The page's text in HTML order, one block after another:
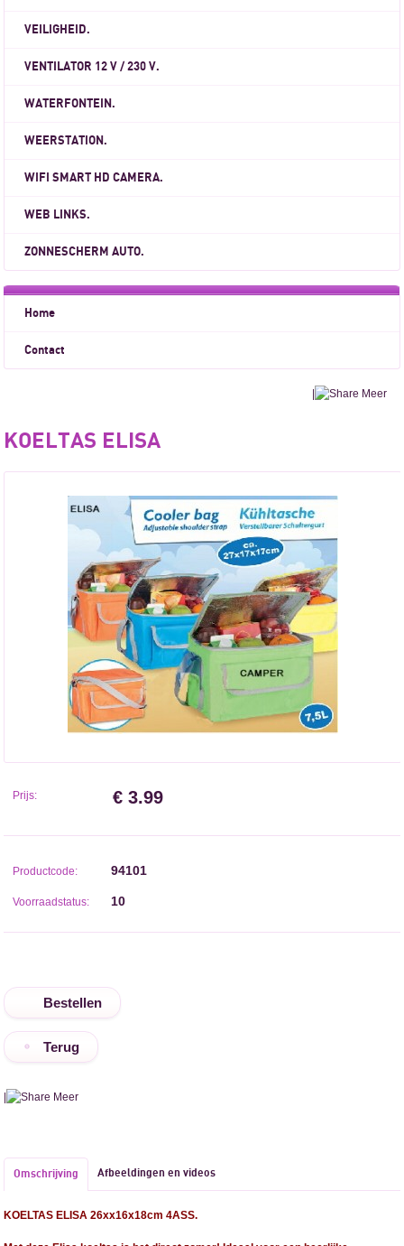
VEILIGHEID.
VENTILATOR 12 V / 230 V.
WATERFONTEIN.
WEERSTATION.
WIFI SMART HD CAMERA.
WEB LINKS.
ZONNESCHERM AUTO.
Home
Contact
| Meer
KOELTAS ELISA
Prijs: € 3.99
Productcode: 94101
Voorraadstatus: 10
Terug
| Meer
Omschrijving Afbeeldingen en videos
KOELTAS ELISA 26xx16x18cm 4ASS.